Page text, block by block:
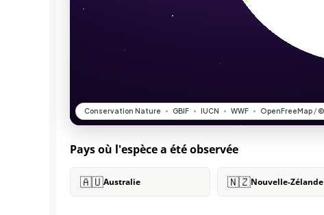
Pays où l'espèce a été observée
🇦🇺Australie 🇳🇿Nouvelle-Zélande